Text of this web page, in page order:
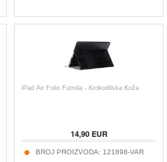
iPad Air Folio Futrola - Krokodilska Koža
14,90EUR
BROJ PROIZVODA: 121898-VAR